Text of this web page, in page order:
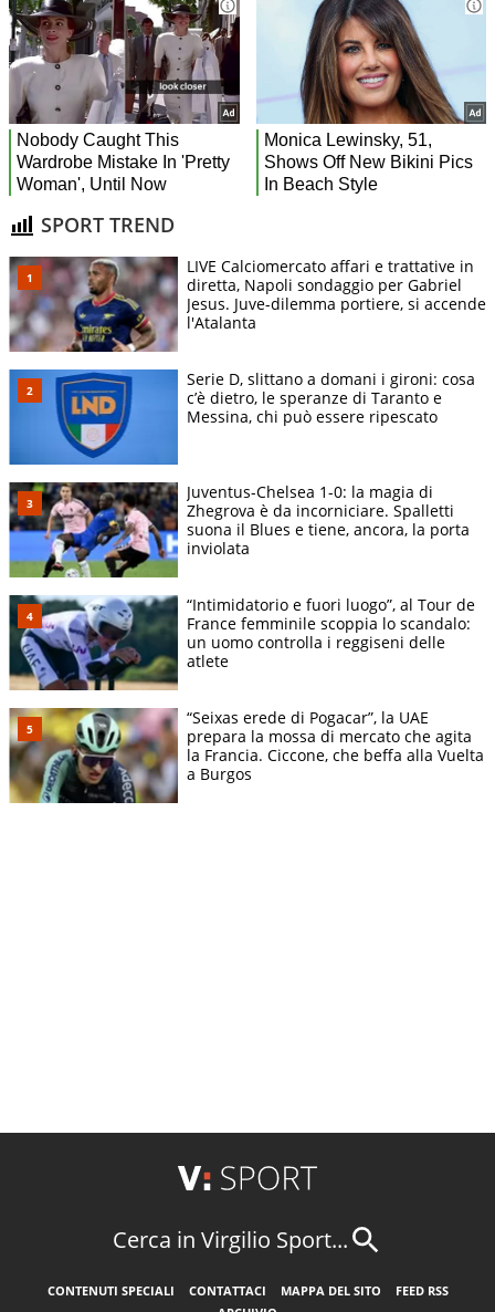
SPORT TREND
LIVE Calciomercato affari e trattative in
diretta, Napoli sondaggio per Gabriel
Jesus. Juve-dilemma portiere, si accende
l'Atalanta
Serie D, slittano a domani i gironi: cosa
c’è dietro, le speranze di Taranto e
Messina, chi può essere ripescato
Juventus-Chelsea 1-0: la magia di
Zhegrova è da incorniciare. Spalletti
suona il Blues e tiene, ancora, la porta
inviolata
“Intimidatorio e fuori luogo”, al Tour de
France femminile scoppia lo scandalo:
un uomo controlla i reggiseni delle
atlete
“Seixas erede di Pogacar”, la UAE
prepara la mossa di mercato che agita
la Francia. Ciccone, che beffa alla Vuelta
a Burgos
Cerca in Virgilio Sport...
CONTENUTI SPECIALI CONTATTACI MAPPA DEL SITO
FEED RSS